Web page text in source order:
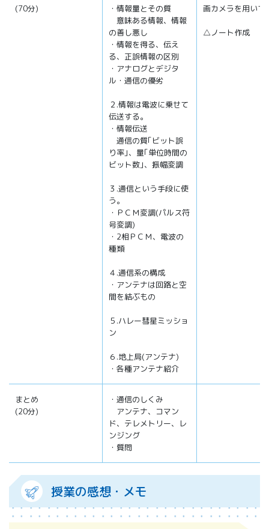
(70分)
・情報量とその質
意味ある情報、情報
の善し悪し
・情報を得る、伝え
る、正誤情報の区別
・アナログとデジタ
ル・通信の優劣
２.情報は電波に乗せて
伝送する。
・情報伝送
通信の質｢ビット誤
り率｣、量｢単位時間の
ビット数｣、振幅変調
３.通信という手段に使
う。
・ＰＣＭ変調(パルス符
号変調)
・2相ＰＣＭ、電波の
種類
４.通信系の構成
・アンテナは回路と空
間を結ぶもの
５.ハレー彗星ミッショ
ン
６.地上局(アンテナ)
・各種アンテナ紹介
画カメラを用いて
△ノート作成
まとめ
(20分)
・通信のしくみ
アンテナ、コマン
ド、テレメトリー、レ
ンジング
・質問
授業の感想・メモ